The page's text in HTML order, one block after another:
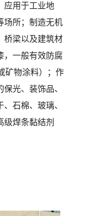
应用于工业地
场所；制造无机
桥梁以及建筑材
，一般有效防腐
矿物涂料）；作
光、装饰品、
石棉、玻璃、
级焊条黏结剂